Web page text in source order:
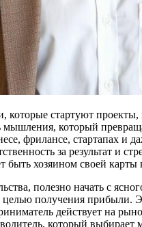
которые стартуют
мышления, который
фрилансе, стартапах и
за результат и
быть хозяином своей карты
полезно начать с
получения прибыли.
действует на
который выбирает